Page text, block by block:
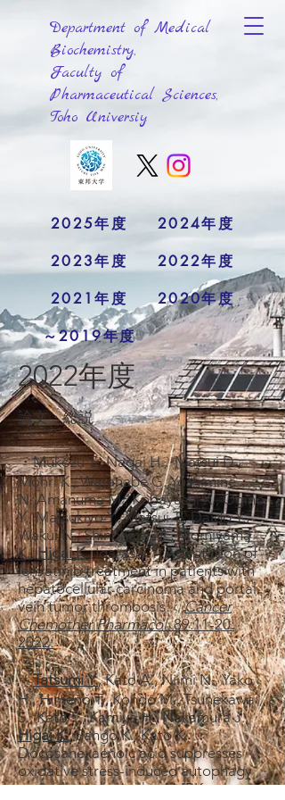
Department of Medical
Biochemistry,
Faculty of
Pharmaceutical Sciences,
Toho Universiy
2025年度
2024年度
2023年度
2022年度
2021年度
2020年度
～2019年度
2022年度
論文・総説
・Mukozu T., Nagai H., Matsui D.,
Mohri K., Watanabe G.,Yoshimine
N.,Amanuma M., Kobayashi K., Ogino
Y., Matsukiyo Y., Matsui T., Daido Y.,
Wakui N., Shinohara M., Momiyama
K.,Higai K.,Igarashi Y. Adaptation of
lenvatinib treatment in patients with
hepatocellular carcinoma and portal
vein tumor thrombosis.Cancer
Chemother Pharmacol​​​. 89:11-20:
2022.
・Tatsumi Y., Kato A., Niimi N., Yako
H., Himeno T., Kondo M., Tsunekawa
S., Kato Y., Kamiya H., Nakamura J.,
Higai K., Sango K., Kato K.
Docosahexaenoic acid suppresses
oxidative stress-induced autophagy
and cell death via the AMPK-